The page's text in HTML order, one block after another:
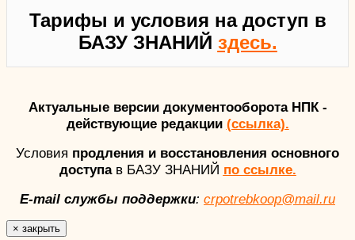
Тарифы и условия на доступ в
БАЗУ ЗНАНИЙ здесь.
Актуальные версии документооборота НПК -
действующие редакции (ссылка).
Условия продления и восстановления основного
доступав БАЗУ ЗНАНИЙ по ссылке.
E-mail службы поддержки: crpotrebkoop@mail.ru
× закрыть